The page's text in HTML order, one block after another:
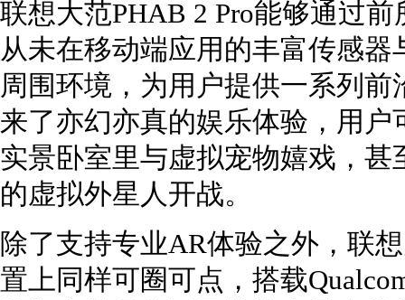
联想大范PHAB 2 Pro能够通过
从未在移动端应用的丰富传感
周围环境，为用户提供一系列
来了亦幻亦真的娱乐体验，用
实景卧室里与虚拟宠物嬉戏，
的虚拟外星人开战。
除了支持专业AR体验之外，联
置上同样可圈可点，搭载